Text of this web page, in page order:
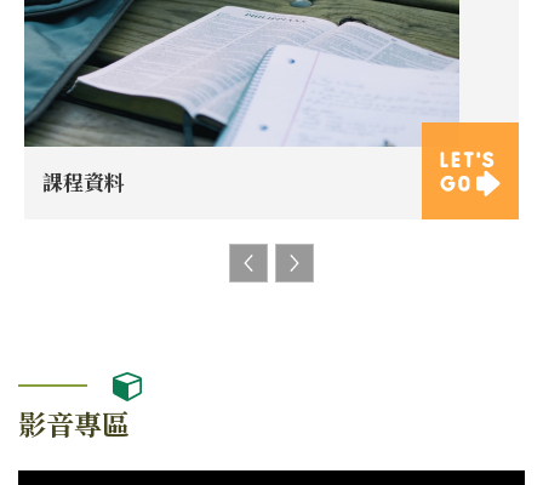
課程資料
影音專區